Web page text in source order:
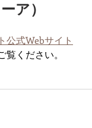
ア）
公式Webサイト
覧ください。